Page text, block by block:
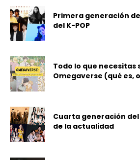
Primera generación
del K-POP
Todo lo que necesitas
Omegaverse (qué es,
Cuarta generación del
de la actualidad